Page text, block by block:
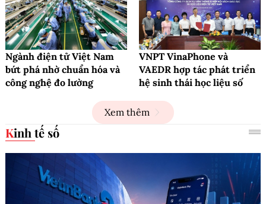
Ngành điện tử Việt Nam
bứt phá nhờ chuẩn hóa và
công nghệ đo lường
VNPT VinaPhone và
VAEDR hợp tác phát triển
hệ sinh thái học liệu số
Xem thêm
Kinh tế số